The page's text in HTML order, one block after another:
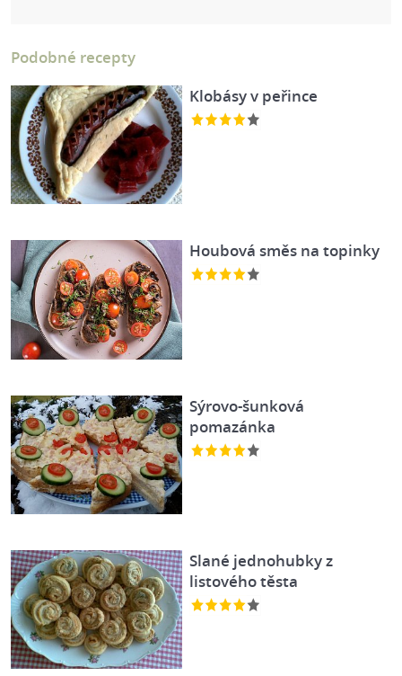
Podobné recepty
Klobásy v peřince
Houbová směs na topinky
Sýrovo-šunková
pomazánka
Slané jednohubky z
listového těsta